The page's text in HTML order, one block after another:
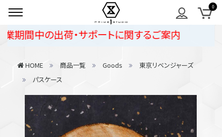
中の出荷・サポートに関するご案内
HOME 商品一覧 Goods
東京リベンジャーズ
パスケース